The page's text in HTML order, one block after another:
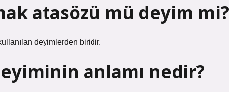
atasözü mü deyim mi?
deyimlerden biridir.
anlamı nedir?